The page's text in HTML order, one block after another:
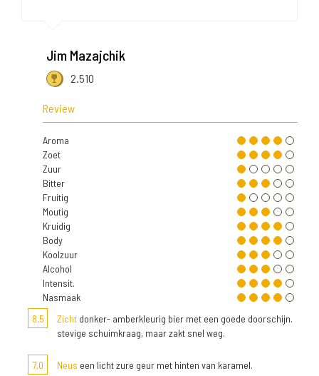
Jim Mazajchik
2.510
Review
Aroma
Zoet
Zuur
Bitter
Fruitig
Moutig
Kruidig
Body
Koolzuur
Alcohol
Intensit.
Nasmaak
8,5
Zicht donker- amberkleurig bier met een goede doorschijn.
stevige schuimkraag, maar zakt snel weg.
7,0 Neus een licht zure geur met hinten van karamel.